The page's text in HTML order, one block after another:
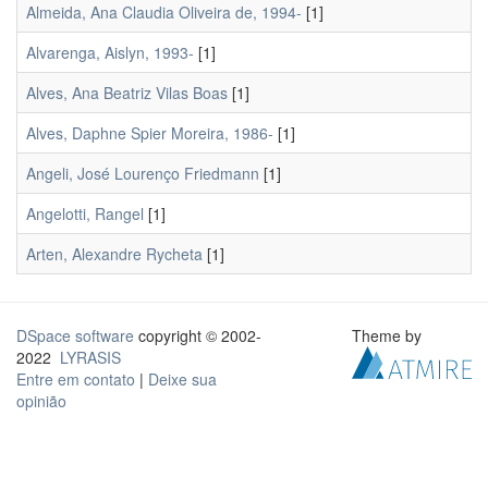
Almeida, Ana Claudia Oliveira de, 1994- [1]
Alvarenga, Aislyn, 1993- [1]
Alves, Ana Beatriz Vilas Boas [1]
Alves, Daphne Spier Moreira, 1986- [1]
Angeli, José Lourenço Friedmann [1]
Angelotti, Rangel [1]
Arten, Alexandre Rycheta [1]
DSpace software copyright © 2002-
2022 LYRASIS
Entre em contato | Deixe sua
opinião
Theme by